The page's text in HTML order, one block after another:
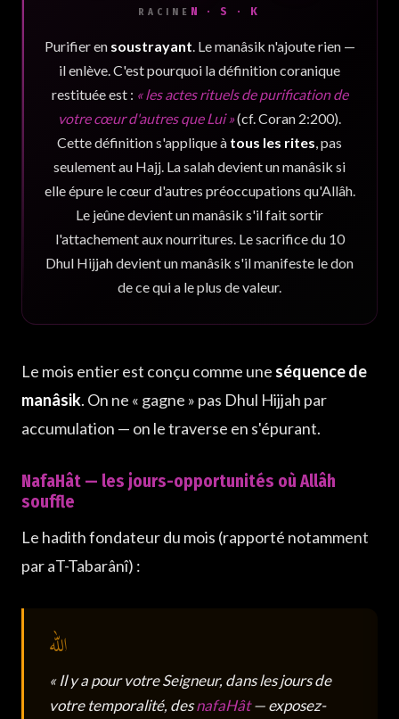
RACINE N · S · K
Purifier en soustrayant . Le manâsik n'ajoute rien —
il enlève. C'est pourquoi la définition coranique
restituée est : « les actes rituels de purification de
votre cœur d'autres que Lui »(cf. Coran 2:200).
Cette définition s'applique à tous les rites , pas
seulement au Hajj. La salah devient un manâsik si
elle épure le cœur d'autres préoccupations qu'Allâh.
Le jeûne devient un manâsik s'il fait sortir
l'attachement aux nourritures. Le sacrifice du 10
Dhul Hijjah devient un manâsik s'il manifeste le don
de ce qui a le plus de valeur.
Le mois entier est conçu comme une séquence de
manâsik. On ne « gagne » pas Dhul Hijjah par
accumulation — on le traverse en s'épurant.
NafaHât — les jours-opportunités où Allâh
souffle
Le hadith fondateur du mois (rapporté notamment
par aT-Tabarânî) :
« Il y a pour votre Seigneur, dans les jours de
votre temporalité, desnafaHât— exposez-